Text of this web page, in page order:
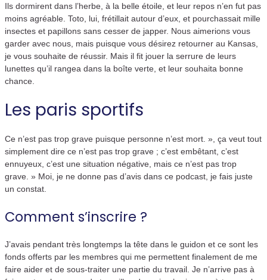
Ils dormirent dans l’herbe, à la belle étoile, et leur repos n’en fut pas
moins agréable. Toto, lui, frétillait autour d’eux, et pourchassait mille
insectes et papillons sans cesser de japper. Nous aimerions vous
garder avec nous, mais puisque vous désirez retourner au Kansas,
je vous souhaite de réussir. Mais il fit jouer la serrure de leurs
lunettes qu’il rangea dans la boîte verte, et leur souhaita bonne
chance.
Les paris sportifs
Ce n’est pas trop grave puisque personne n’est mort. », ça veut tout
simplement dire ce n’est pas trop grave ; c’est embêtant, c’est
ennuyeux, c’est une situation négative, mais ce n’est pas trop
grave. » Moi, je ne donne pas d’avis dans ce podcast, je fais juste
un constat.
Comment s’inscrire ?
J’avais pendant très longtemps la tête dans le guidon et ce sont les
fonds offerts par les membres qui me permettent finalement de me
faire aider et de sous-traiter une partie du travail. Je n’arrive pas à